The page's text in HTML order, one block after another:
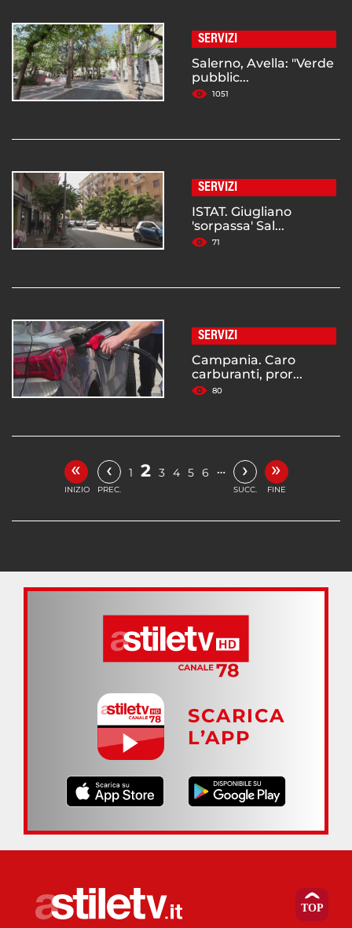
SERVIZI
Salerno, Avella: "Verde
pubblic...
1051
SERVIZI
ISTAT. Giugliano
'sorpassa' Sal...
71
SERVIZI
Campania. Caro
carburanti, pror...
80
«
INIZIO
‹
PREC.
1 2 3 4 5 6 … ›
SUCC.
»
FINE
SCARICA
L’APP